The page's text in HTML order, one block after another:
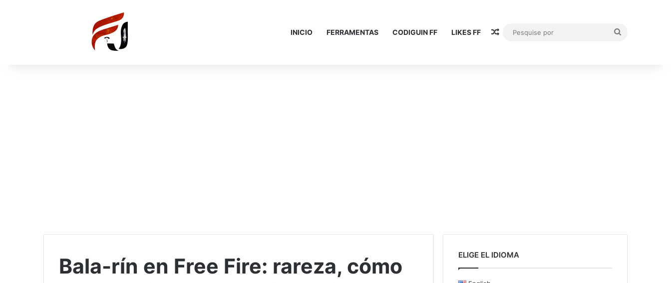
INICIO FERRAMENTAS CODIGUIN FF LIKES FF Publicación al azar
Bala-rín en Free Fire: rareza, cómo
ELIGE EL IDIOMA